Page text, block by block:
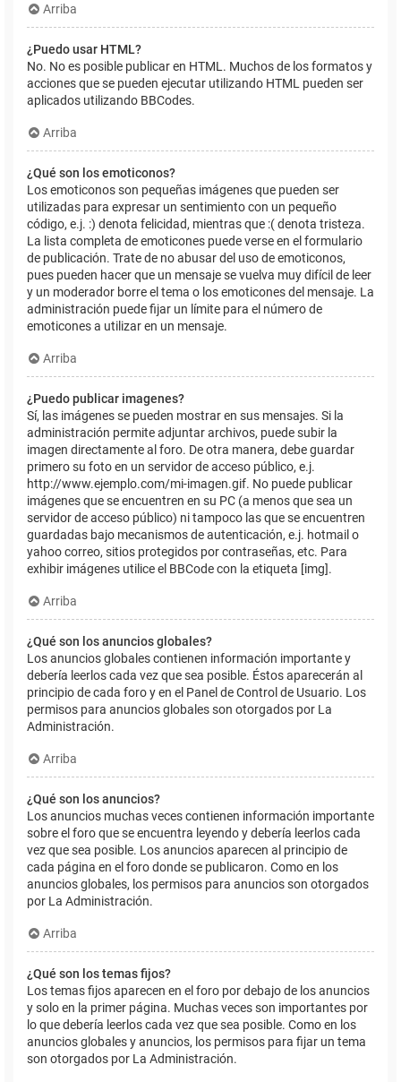
Arriba
¿Puedo usar HTML?
No. No es posible publicar en HTML. Muchos de los formatos y
acciones que se pueden ejecutar utilizando HTML pueden ser
aplicados utilizando BBCodes.
Arriba
¿Qué son los emoticonos?
Los emoticonos son pequeñas imágenes que pueden ser
utilizadas para expresar un sentimiento con un pequeño
código, e.j. :) denota felicidad, mientras que :( denota tristeza.
La lista completa de emoticones puede verse en el formulario
de publicación. Trate de no abusar del uso de emoticonos,
pues pueden hacer que un mensaje se vuelva muy difícil de leer
y un moderador borre el tema o los emoticones del mensaje. La
administración puede fijar un límite para el número de
emoticones a utilizar en un mensaje.
Arriba
¿Puedo publicar imagenes?
Sí, las imágenes se pueden mostrar en sus mensajes. Si la
administración permite adjuntar archivos, puede subir la
imagen directamente al foro. De otra manera, debe guardar
primero su foto en un servidor de acceso público, e.j.
http://www.ejemplo.com/mi-imagen.gif. No puede publicar
imágenes que se encuentren en su PC (a menos que sea un
servidor de acceso público) ni tampoco las que se encuentren
guardadas bajo mecanismos de autenticación, e.j. hotmail o
yahoo correo, sitios protegidos por contraseñas, etc. Para
exhibir imágenes utilice el BBCode con la etiqueta [img].
Arriba
¿Qué son los anuncios globales?
Los anuncios globales contienen información importante y
debería leerlos cada vez que sea posible. Éstos aparecerán al
principio de cada foro y en el Panel de Control de Usuario. Los
permisos para anuncios globales son otorgados por La
Administración.
Arriba
¿Qué son los anuncios?
Los anuncios muchas veces contienen información importante
sobre el foro que se encuentra leyendo y debería leerlos cada
vez que sea posible. Los anuncios aparecen al principio de
cada página en el foro donde se publicaron. Como en los
anuncios globales, los permisos para anuncios son otorgados
por La Administración.
Arriba
¿Qué son los temas fijos?
Los temas fijos aparecen en el foro por debajo de los anuncios
y solo en la primer página. Muchas veces son importantes por
lo que debería leerlos cada vez que sea posible. Como en los
anuncios globales y anuncios, los permisos para fijar un tema
son otorgados por La Administración.